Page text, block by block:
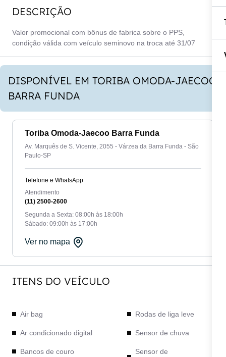
DESCRIÇÃO
Valor promocional com bônus de fabrica sobre o PPS,
condição válida com veículo seminovo na troca até 31/07
DISPONÍVEL EM TORIBA OMODA-JAECOO
BARRA FUNDA
Toriba Omoda-Jaecoo Barra Funda
Av. Marquês de S. Vicente, 2055 - Várzea da Barra Funda - São
Paulo-SP
Telefone e WhatsApp
Atendimento
(11) 2500-2600
Segunda a Sexta: 08:00h às 18:00h
Sábado: 09:00h às 17:00h
Ver no mapa
ITENS DO VEÍCULO
Air bag
Ar condicionado digital
Bancos de couro
Rodas de liga leve
Sensor de chuva
Sensor de